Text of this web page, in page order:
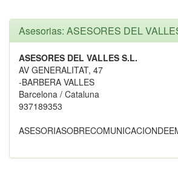
Asesorias: ASESORES DEL
ASESORES DEL VALLES S.L.
AV GENERALITAT, 47
-BARBERA VALLES
Barcelona / Cataluna
937189353